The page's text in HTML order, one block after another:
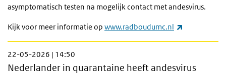
asymptomatisch testen na mogelijk contact met andesvirus.
Kijk voor meer informatie op www.radboudumc.nl
22-05-2026 | 14:50
Nederlander in quarantaine heeft andesvirus